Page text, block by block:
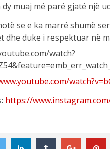
muaj më parë gjatë një
se e ka marrë shumë
dhe duke i respektuar në
watch?
https://